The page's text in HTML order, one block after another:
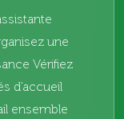
une
Vérifiez
d'accueil
ensemble